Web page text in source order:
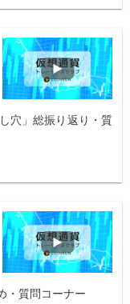
穴」総振り返り・質
・質問コーナー